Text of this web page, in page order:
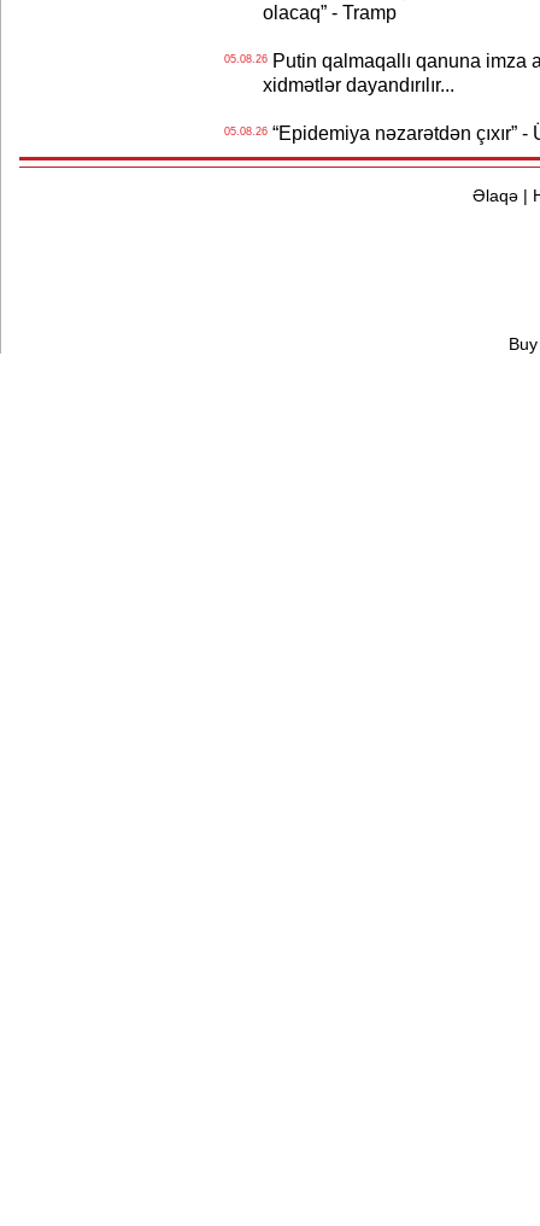
olacaq” - Tramp
05.08.26Putin qalmaqallı qanuna imza
xidmətlər dayandırılır...
05.08.26“Epidemiya nəzarətdən çıxır” -
Əlaqə|